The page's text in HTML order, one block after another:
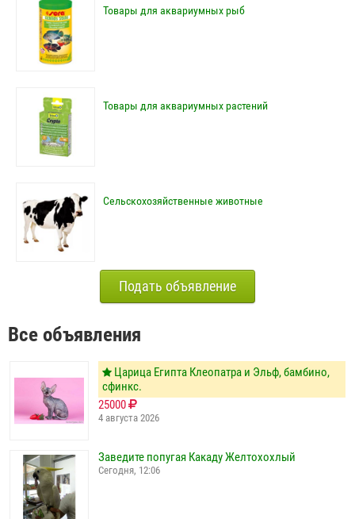
Товары для аквариумных рыб
Товары для аквариумных растений
Сельскохозяйственные животные
Подать объявление
Все объявления
Царица Египта Клеопатра и Эльф, бамбино,
сфинкс.
25000
4 августа 2026
Заведите попугая Какаду Желтохохлый
Сегодня, 12:06